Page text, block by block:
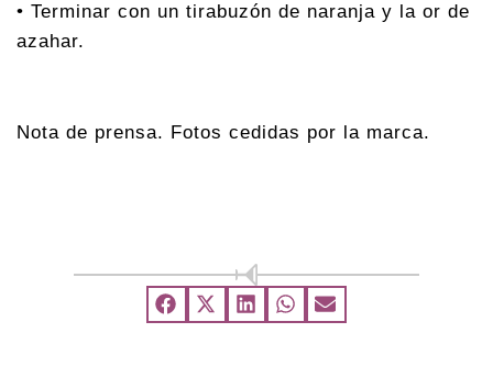
• Terminar con un tirabuzón de naranja y la or de
azahar.
Nota de prensa. Fotos cedidas por la marca.